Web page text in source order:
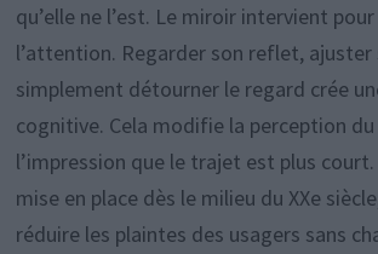
qu’elle ne l’est. Le miroir intervient
l’attention. Regarder son reflet, ajuster
simplement détourner le regard crée
cognitive. Cela modifie la perception
l’impression que le trajet est plus
mise en place dès le milieu du XXe
réduire les plaintes des usagers sans